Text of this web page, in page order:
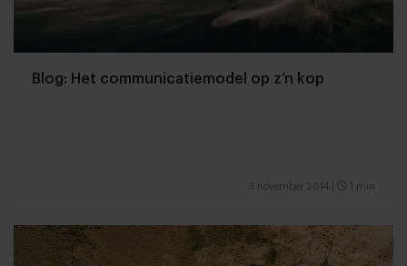
Blog: Het communicatiemodel op z’n kop
3 november 2014 1 min